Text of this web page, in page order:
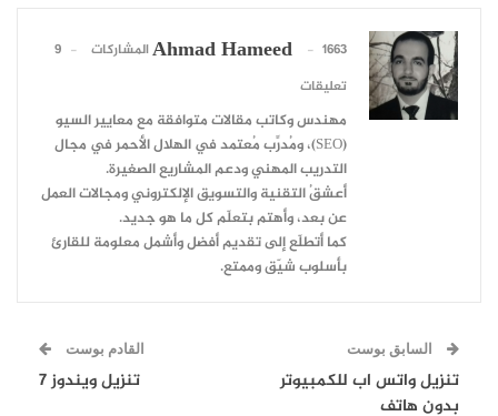
Ahmad Hameed 1663 المشاركات
9
تعليقات
مهندس وكاتب مقالات متوافقة مع معايير السيو
(SEO)، ومُدرِّب مُعتمد في الهلال الأحمر في مجال
التدريب المهني ودعم المشاريع الصغيرة.
أعشقُ التقنية والتسويق الإلكتروني ومجالات العمل
عن بعد، وأهتم بتعلّم كل ما هو جديد.
كما أتطلّع إلى تقديم أفضل وأشمل معلومة للقارئ
بأسلوب شيّق وممتع.
السابق بوست
تنزيل واتس اب للكمبيوتر
بدون هاتف
القادم بوست
تنزيل ويندوز 7